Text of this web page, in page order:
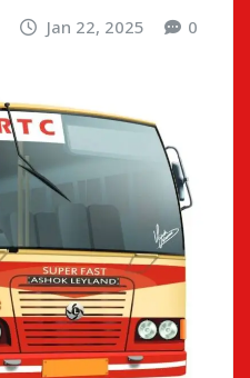
Jan 22, 2025 0